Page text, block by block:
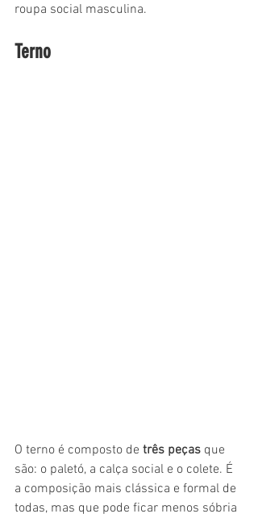
roupa social masculina.
Terno
O terno é composto de três peças que
são: o paletó, a calça social e o colete. É
a composição mais clássica e formal de
todas, mas que pode ficar menos sóbria